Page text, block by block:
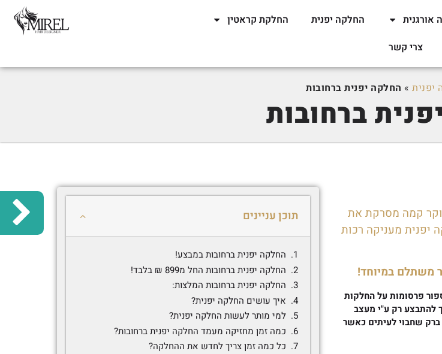
אורגנית החלקה יפנית
החלקת קראטין
צרי קשר
יפנית » החלקה יפנית ברחובות
ברחובות
קמה מסרקת את
יפנית מעניקה רכות
משתלם במיוחד!
פרסומות על החלקות
להתבצע רק ע"י מעצב
שחבוי לעיתים כאשר
תוכן עניינים
החלקה יפנית ברחובות במבצע!
החלקה יפנית ברחובות החל מ899 ₪ בלבד!
החלקה יפנית ברחובות המלצות:
איך עושים החלקה יפנית?
למי מותר לעשות החלקה יפנית?
כמה זמן מחזיקה מעמד החלקה יפנית ברחובות?
כל כמה זמן צריך לחדש את ההחלקה?